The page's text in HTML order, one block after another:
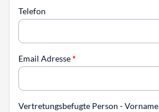
Telefon
Email Adresse*
Vertretungsbefugte Person - Vorname